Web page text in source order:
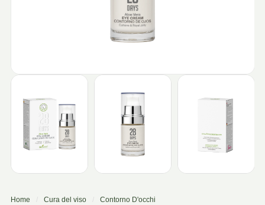
Home Cura del viso Contorno D'occhi